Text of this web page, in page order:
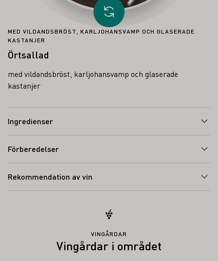
MED VILDANDSBRÖST, KARLJOHANSVAMP OCH GLASERADE
KASTANJER
Örtsallad
med vildandsbröst, karljohansvamp och glaserade
kastanjer
Ingredienser
Förberedelser
Rekommendation av vin
Ladda annat recept
VINGÅRDAR
Vingårdar i området